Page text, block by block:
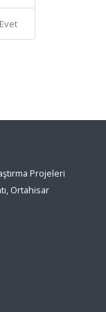
Evet
Projeleri
Ortahisar